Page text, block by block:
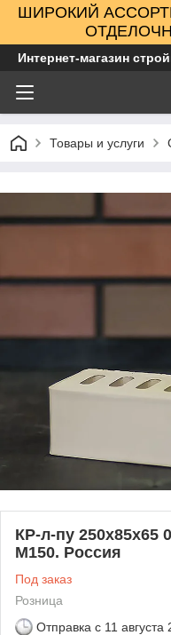
ШИРОКИЙ
Интернет-магазин
Товары и услуги
КР-л-пу 250x85x65
М150. Россия
Под заказ
Розница
Отправка с 11 августа